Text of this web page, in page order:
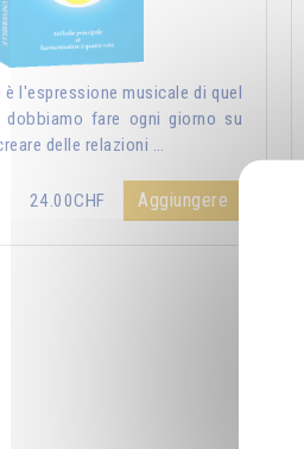
l'espressione musicale di quel
dobbiamo fare ogni giorno su
delle relazioni …
24.00CHF Aggiungere